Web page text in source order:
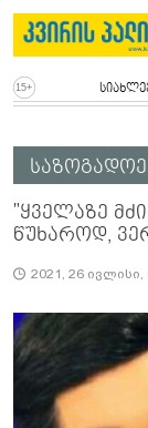
"ყვე­ლა­ზე
წუ­ხა­როდ,
2021, 26 ივლისი,